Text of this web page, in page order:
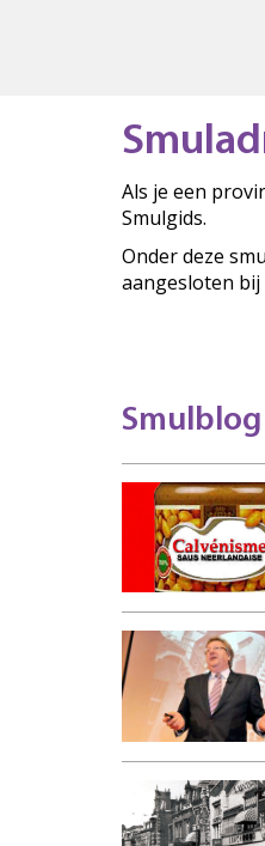
Als je een
Smulgids.
Onder deze
aangesloten bij